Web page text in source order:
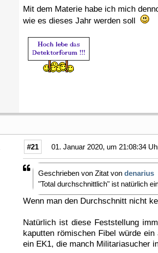
Mit dem Materie habe ich mich
wie es dieses Jahr werden soll
#21 01. Januar 2020, um 21:08:34
Geschrieben von Zitat von denarius
"Total durchschnittlich" ist natürlich
Wenn man den Durchschnitt nicht
Natürlich ist diese Feststellung
kaputten römischen Fibel würde
ein EK1, die manch Militariasucher